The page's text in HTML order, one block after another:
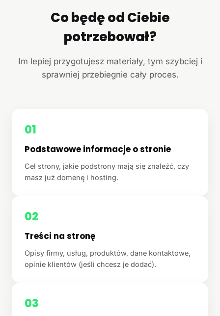
Co będę od Ciebie
potrzebował?
Im lepiej przygotujesz materiały, tym szybciej i
sprawniej przebiegnie cały proces.
01
Podstawowe informacje o stronie
Cel strony, jakie podstrony mają się znaleźć, czy
masz już domenę i hosting.
02
Treści na stronę
Opisy firmy, usług, produktów, dane kontaktowe,
opinie klientów (jeśli chcesz je dodać).
03